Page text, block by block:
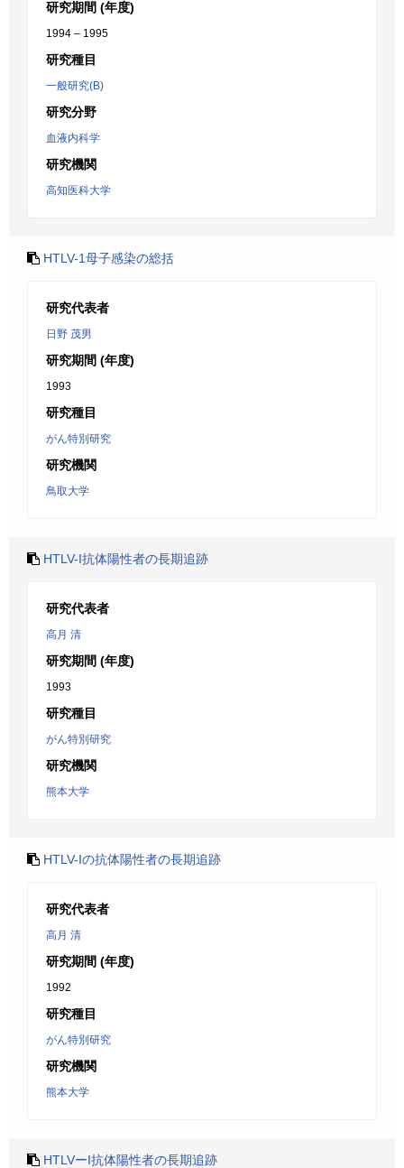
研究期間 (年度)
1994 – 1995
研究種目
一般研究(B)
研究分野
血液内科学
研究機関
高知医科大学
HTLV-1母子感染の総括
研究代表者
日野 茂男
研究期間 (年度)
1993
研究種目
がん特別研究
研究機関
鳥取大学
HTLV-I抗体陽性者の長期追跡
研究代表者
高月 清
研究期間 (年度)
1993
研究種目
がん特別研究
研究機関
熊本大学
HTLV-Iの抗体陽性者の長期追跡
研究代表者
高月 清
研究期間 (年度)
1992
研究種目
がん特別研究
研究機関
熊本大学
HTLVーI抗体陽性者の長期追跡